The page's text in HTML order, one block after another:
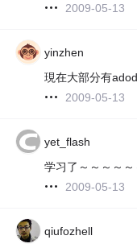
2009-05-13
yinzhen
現在大部分有
2009-05-13
yet_flash
学习了～～～～～
2009-05-13
qiufozhell